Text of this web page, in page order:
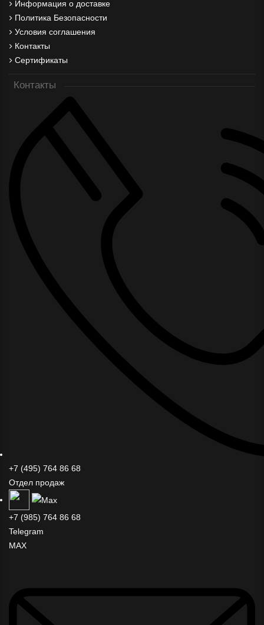
Информация о доставке
Политика Безопасности
Условия соглашения
Контакты
Сертификаты
Контакты
+7 (495) 764 86 68
Отдел продаж
+7 (985) 764 86 68
Telegram
MAX